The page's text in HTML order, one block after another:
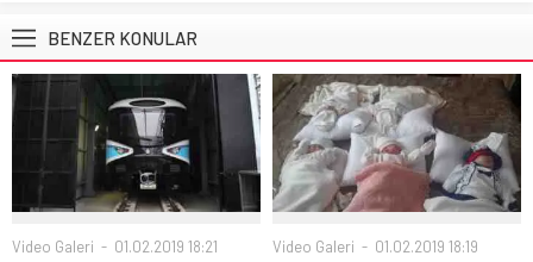
BENZER KONULAR
Video Galeri 01.02.2019 18:21 Video Galeri 01.02.2019 18:19